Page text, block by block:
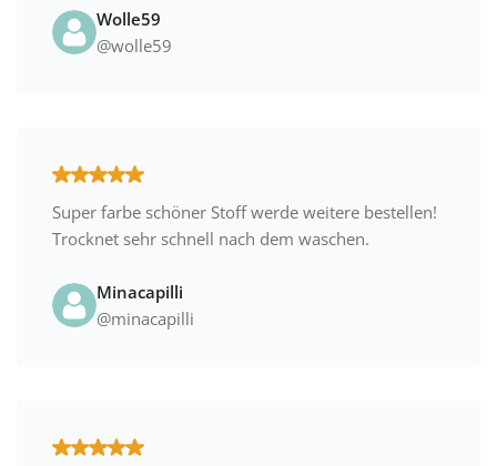
Wolle59
@wolle59
Super farbe schöner Stoff werde weitere bestellen!
Trocknet sehr schnell nach dem waschen.
Minacapilli
@minacapilli